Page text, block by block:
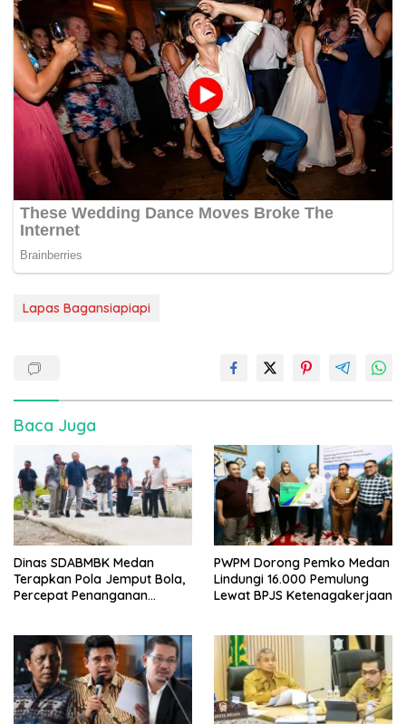
Lapas Bagansiapiapi
Baca Juga
Dinas SDABMBK Medan
Terapkan Pola Jemput Bola,
Percepat Penanganan
PWPM Dorong Pemko Medan
Lindungi 16.000 Pemulung
Lewat BPJS Ketenagakerjaan